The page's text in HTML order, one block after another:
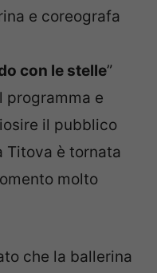
e coreografa
con le stelle”
programma e
il pubblico
Titova è tornata
molto
che la ballerina